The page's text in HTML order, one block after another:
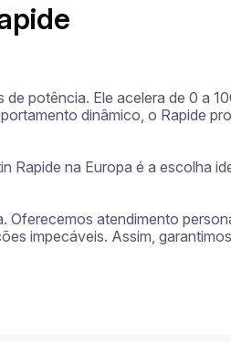
potência. Ele acelera de 0 a
dinâmico, o Rapide
Rapide na Europa é a escolha
Oferecemos atendimento
impecáveis. Assim,